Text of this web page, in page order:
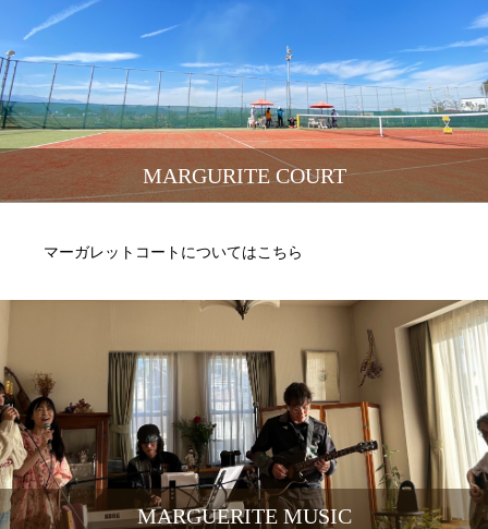
MARGURITE COURT
マーガレットコートについてはこちら
MARGUERITE MUSIC